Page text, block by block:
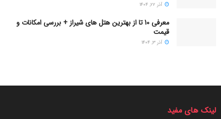
آذر ۲۲, ۱۴۰۴
معرفی 10 تا از بهترین هتل های شیراز + بررسی امکانات و
قیمت
آذر ۳, ۱۴۰۴
لینک های مفید